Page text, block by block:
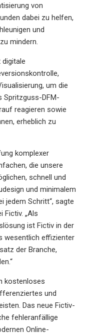
von
dabei zu helfen,
und
mindern.
um die
Spritzguss-DFM-
reagieren sowie
erheblich zu
komplexer
die unsere
schnell und
und minimalem
jedem Schritt“, sagte
Fictiv. „Als
ist Fictiv in der
wesentlich effizienter
der Branche,
kostenloses
und
Das neue Fictiv-
fehleranfällige
Online-